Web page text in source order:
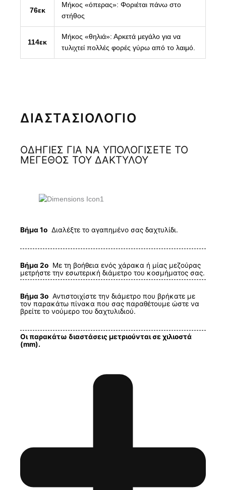
76εκ
Μήκος «όπερας»: Φοριέται πάνω στο
στήθος
114εκ
Μήκος «θηλιά»: Αρκετά μεγάλο για να
τυλιχτεί πολλές φορές γύρω από το λαιμό.
ΔΙΑΣΤΑΣΙΟΛΟΓΙΟ
ΟΔΗΓΙΕΣ ΓΙΑ ΝΑ ΥΠΟΛΟΓΙΣΕΤΕ ΤΟ
ΜΕΓΕΘΟΣ ΤΟΥ ΔΑΚΤΥΛΟΥ
Βήμα 1ο Διαλέξτε το αγαπημένο σας δαχτυλίδι.
Βήμα 2ο Με τη βοήθεια ενός χάρακα ή μίας μεζούρας
μετρήστε την εσωτερική διάμετρο του κοσμήματος σας.
Βήμα 3ο Αντιστοιχίστε την διάμετρο που βρήκατε με
τον παρακάτω πίνακα που σας παραθέτουμε ώστε να
βρείτε το νούμερο του δαχτυλιδιού.
Οι παρακάτω διαστάσεις μετριούνται σε χιλιοστά
(mm).